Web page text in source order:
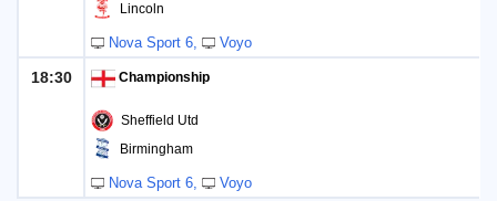
Lincoln
Nova Sport 6 Voyo
18:30 Championship
Sheffield Utd
Birmingham
Nova Sport 6 Voyo